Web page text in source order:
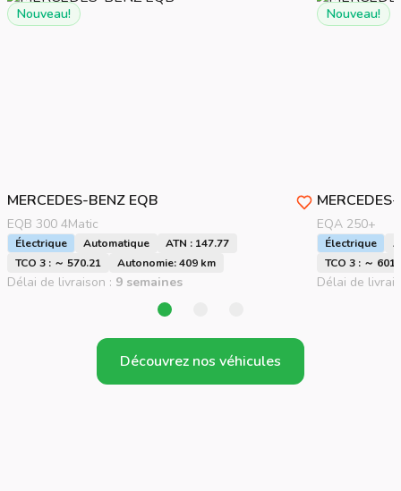
Nouveau!
MERCEDES-BENZ EQB
EQB 300 4Matic
Électrique Automatique
ATN : 147.77
TCO 3 : ～ 570.21
Autonomie: 409 km
Délai de livraison : 9 semaines
Nouveau!
EQA 250+
Électrique
TCO 3 : ～
Délai de
Découvrez nos véhicules